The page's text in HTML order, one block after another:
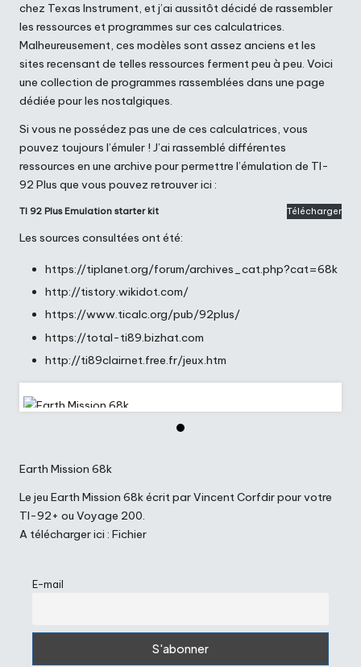
chez Texas Instrument, et j’ai aussitôt décidé de rassembler
les ressources et programmes sur ces calculatrices.
Malheureusement, ces modèles sont assez anciens et les
sites recensant de telles ressources ferment peu à peu. Voici
une collection de programmes rassemblées dans une page
dédiée pour les nostalgiques.
Si vous ne possédez pas une de ces calculatrices, vous
pouvez toujours l’émuler ! J’ai rassemblé différentes
ressources en une archive pour permettre l’émulation de TI-
92 Plus que vous pouvez retrouver ici :
TI 92 Plus Emulation starter kit Télécharger
Les sources consultées ont été:
https://tiplanet.org/forum/archives_cat.php?cat=68k
http://tistory.wikidot.com/
https://www.ticalc.org/pub/92plus/
https://total-ti89.bizhat.com
http://ti89clairnet.free.fr/jeux.htm
Earth Mission 68k
Le jeu Earth Mission 68k écrit par Vincent Corfdir pour votre
TI-92+ ou Voyage 200.
A télécharger ici : Fichier
E-mail